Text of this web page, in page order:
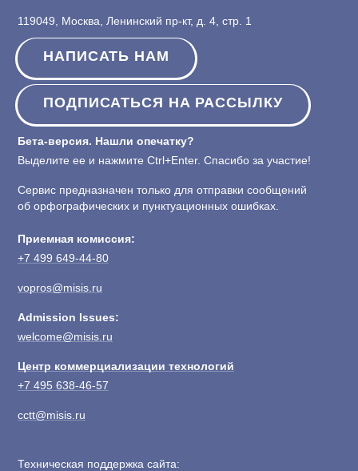
119049, Москва, Ленинский пр-кт, д. 4, стр. 1
НАПИСАТЬ НАМ
ПОДПИСАТЬСЯ НА РАССЫЛКУ
Бета-версия. Нашли опечатку?
Выделите ее и нажмите Ctrl+Enter. Спасибо за участие!
Сервис предназначен только для отправки сообщений
об орфографических и пунктуационных ошибках.
Приемная комиссия:
+7 499 649-44-80
vopros@misis.ru
Admission Issues:
welcome@misis.ru
Центр коммерциализации технологий
+7 495 638-46-57
cctt@misis.ru
Техническая поддержка сайта: